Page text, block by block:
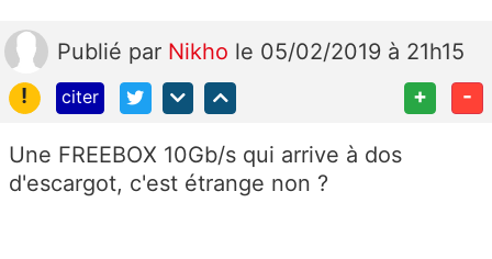
Publié par Nikho le 05/02/2019 à 21h15
!
citer + -
Une FREEBOX 10Gb/s qui arrive à dos
d'escargot, c'est étrange non ?